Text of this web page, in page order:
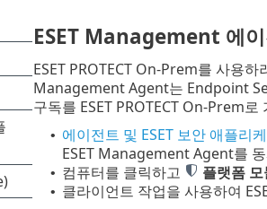
ESET Management 에
ESET PROTECT On-Prem를 사용
Management Agent는 Endpoint
구독를 ESET PROTECT On-Prem
• 에이전트 및 ESET 보안 애플리
ESET Management Agent를
• 컴퓨터를 클릭하고 플랫폼 모
• 클라이언트 작업을 사용하여